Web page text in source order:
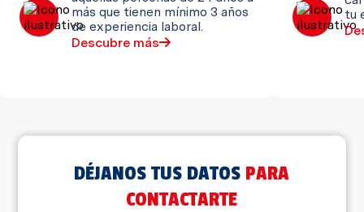
más que tienen mínimo 3 años
de experiencia laboral.
Descubre más
tu